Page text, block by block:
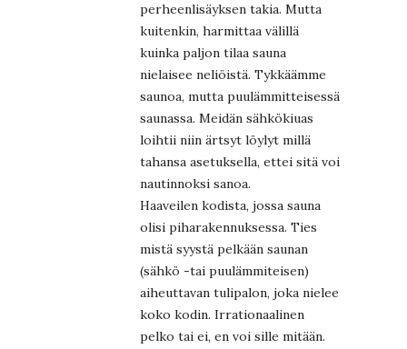
perheenlisäyksen takia. Mutta
kuitenkin, harmittaa välillä
kuinka paljon tilaa sauna
nielaisee neliöistä. Tykkäämme
saunoa, mutta puulämmitteisessä
saunassa. Meidän sähkökiuas
loihtii niin ärtsyt löylyt millä
tahansa asetuksella, ettei sitä voi
nautinnoksi sanoa.
Haaveilen kodista, jossa sauna
olisi piharakennuksessa. Ties
mistä syystä pelkään saunan
(sähkö -tai puulämmiteisen)
aiheuttavan tulipalon, joka nielee
koko kodin. Irrationaalinen
pelko tai ei, en voi sille mitään.